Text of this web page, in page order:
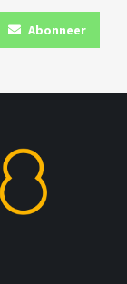
Abonneer